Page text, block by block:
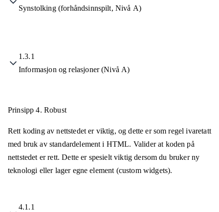
Synstolking (forhåndsinnspilt, Nivå A)
1.3.1
Informasjon og relasjoner (Nivå A)
Prinsipp 4. Robust
Rett koding av nettstedet er viktig, og dette er som regel ivaretatt
med bruk av standardelement i HTML. Valider at koden på
nettstedet er rett. Dette er spesielt viktig dersom du bruker ny
teknologi eller lager egne element (custom widgets).
4.1.1